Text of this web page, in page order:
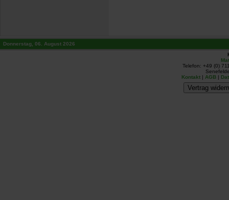
Donnerstag, 06. August 2026
Telefon: +49 (0)
Kontakt | AGB |
Vertrag